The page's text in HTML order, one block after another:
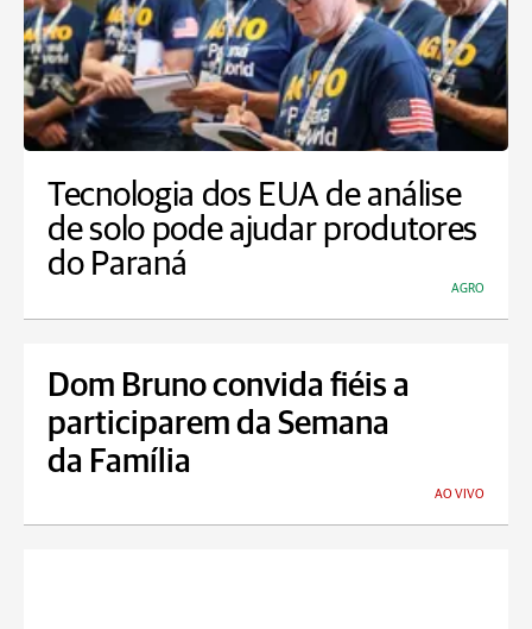
Tecnologia dos EUA de análise
de solo pode ajudar produtores
do Paraná
AGRO
Dom Bruno convida fiéis a
participarem da Semana
da Família
AO VIVO